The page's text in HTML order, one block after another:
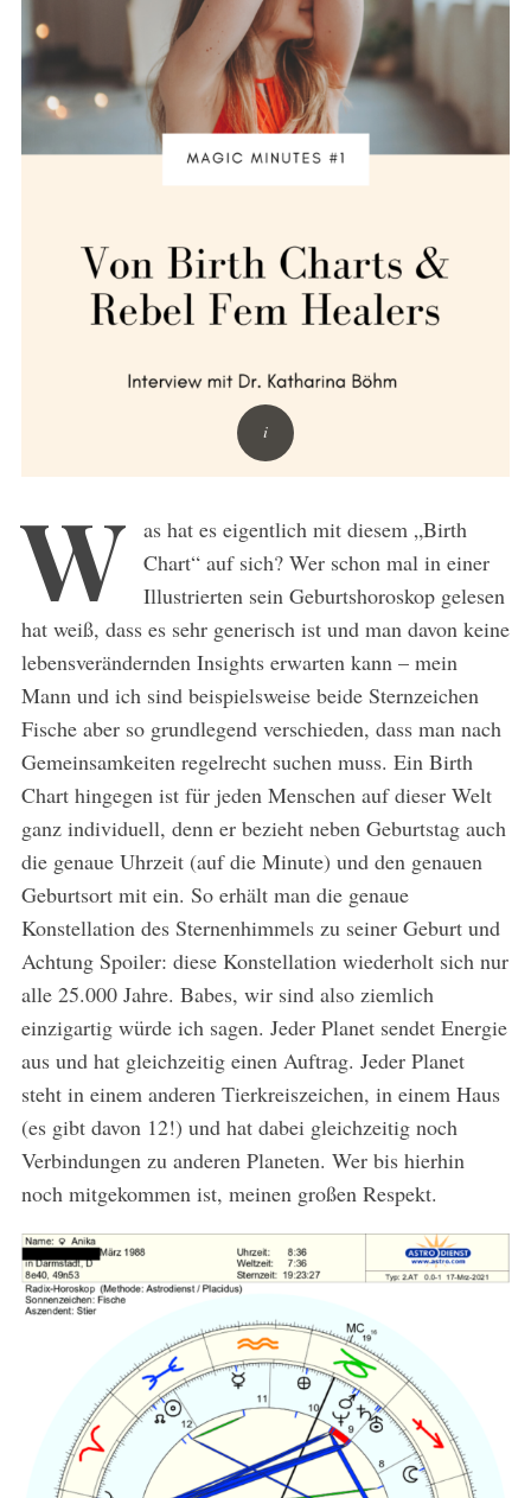
W
as hat es eigentlich mit diesem „Birth
Chart“ auf sich? Wer schon mal in einer
Illustrierten sein Geburtshoroskop gelesen
hat weiß, dass es sehr generisch ist und man davon keine
lebensverändernden Insights erwarten kann – mein
Mann und ich sind beispielsweise beide Sternzeichen
Fische aber so grundlegend verschieden, dass man nach
Gemeinsamkeiten regelrecht suchen muss. Ein Birth
Chart hingegen ist für jeden Menschen auf dieser Welt
ganz individuell, denn er bezieht neben Geburtstag auch
die genaue Uhrzeit (auf die Minute) und den genauen
Geburtsort mit ein. So erhält man die genaue
Konstellation des Sternenhimmels zu seiner Geburt und
Achtung Spoiler: diese Konstellation wiederholt sich nur
alle 25.000 Jahre. Babes, wir sind also ziemlich
einzigartig würde ich sagen. Jeder Planet sendet Energie
aus und hat gleichzeitig einen Auftrag. Jeder Planet
steht in einem anderen Tierkreiszeichen, in einem Haus
(es gibt davon 12!) und hat dabei gleichzeitig noch
Verbindungen zu anderen Planeten. Wer bis hierhin
noch mitgekommen ist, meinen großen Respekt.